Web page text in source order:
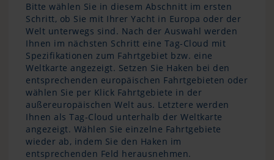
Bitte wählen Sie in diesem Abschnitt im ersten
Schritt, ob Sie mit Ihrer Yacht in Europa oder der
Welt unterwegs sind. Nach der Auswahl werden
Ihnen im nächsten Schritt eine Tag-Cloud mit
Spezifikationen zum Fahrtgebiet bzw. eine
Weltkarte angezeigt. Setzen Sie Haken bei den
entsprechenden europäischen Fahrtgebieten oder
wählen Sie per Klick Fahrtgebiete in der
außereuropäischen Welt aus. Letztere werden
Ihnen als Tag-Cloud unterhalb der Weltkarte
angezeigt. Wählen Sie einzelne Fahrtgebiete
wieder ab, indem Sie den Haken im
entsprechenden Feld herausnehmen.